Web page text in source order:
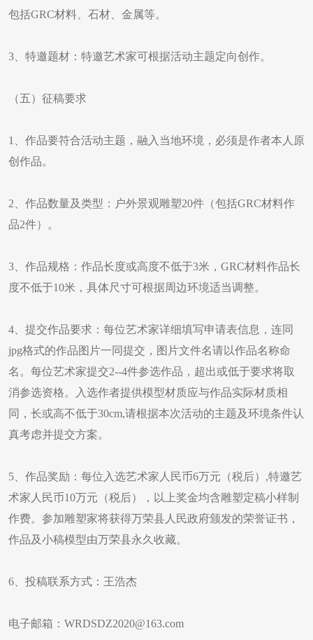
包括GRC材料、石材、金属等。
3、特邀题材：特邀艺术家可根据活动主题定向创作。
（五）征稿要求
1、作品要符合活动主题，融入当地环境，必须是作者本人原
创作品。
2、作品数量及类型：户外景观雕塑20件（包括GRC材料作
品2件）。
3、作品规格：作品长度或高度不低于3米，GRC材料作品长
度不低于10米，具体尺寸可根据周边环境适当调整。
4、提交作品要求：每位艺术家详细填写申请表信息，连同
jpg格式的作品图片一同提交，图片文件名请以作品名称命
名。每位艺术家提交2--4件参选作品，超出或低于要求将取
消参选资格。入选作者提供模型材质应与作品实际材质相
同，长或高不低于30cm,请根据本次活动的主题及环境条件认
真考虑并提交方案。
5、作品奖励：每位入选艺术家人民币6万元（税后）,特邀艺
术家人民币10万元（税后），以上奖金均含雕塑定稿小样制
作费。参加雕塑家将获得万荣县人民政府颁发的荣誉证书，
作品及小稿模型由万荣县永久收藏。
6、投稿联系方式：王浩杰
电子邮箱：WRDSDZ2020@163.com